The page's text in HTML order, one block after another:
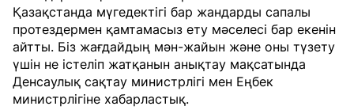
Қазақстанда мүгедектігі бар жандарды сапалы
протездермен қамтамасыз ету мәселесі бар екенін
айтты. Біз жағдайдың мән-жайын және оны түзету
үшін не істеліп жатқанын анықтау мақсатында
Денсаулық сақтау министрлігі мен Еңбек
министрлігіне хабарластық.